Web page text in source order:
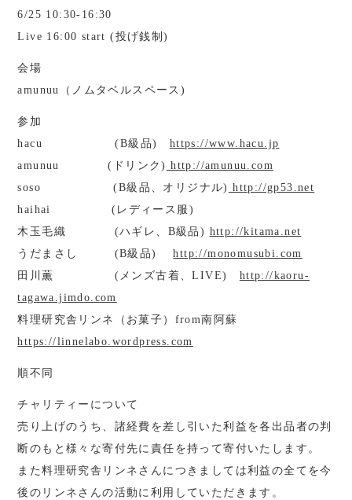
6/25 10:30-16:30
Live 16:00 start (投げ銭制)
会場
amunuu（ノムタベルスペース)
参加
hacu (B級品) https://www.hacu.jp
amunuu (ドリンク) http://amunuu.com
soso (B級品、オリジナル) http://gp53.net
haihai (レディース服)
木玉毛織 (ハギレ、B級品) http://kitama.net
うだまさし (B級品)http://monomusubi.com
田川薫 (メンズ古着、LIVE) http://kaoru-
tagawa.jimdo.com
料理研究舎リンネ（お菓子）from南阿蘇
https://linnelabo.wordpress.com
順不同
チャリティーについて
売り上げのうち、諸経費を差し引いた利益を各出品者の判
断のもと様々な寄付先に責任を持って寄付いたします。
また料理研究舎リンネさんにつきましては利益の全てを今
後のリンネさんの活動に利用していただきます。